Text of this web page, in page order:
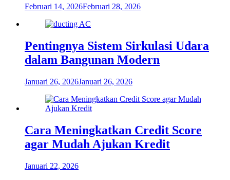
Februari 14, 2026Februari 28, 2026
Pentingnya Sistem Sirkulasi Udara
dalam Bangunan Modern
Januari 26, 2026Januari 26, 2026
Cara Meningkatkan Credit Score
agar Mudah Ajukan Kredit
Januari 22, 2026